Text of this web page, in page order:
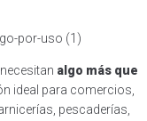
algo más que
ideal para comercios,
pescaderías,